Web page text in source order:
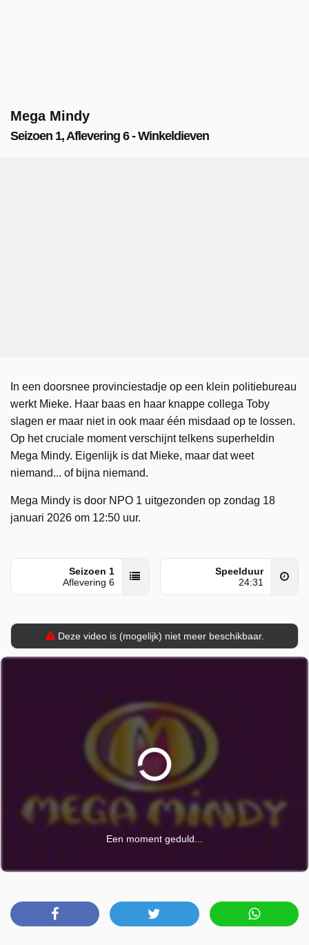
Mega Mindy
Seizoen 1, Aflevering 6 - Winkeldieven
In een doorsnee provinciestadje op een klein politiebureau
werkt Mieke. Haar baas en haar knappe collega Toby
slagen er maar niet in ook maar één misdaad op te lossen.
Op het cruciale moment verschijnt telkens superheldin
Mega Mindy. Eigenlijk is dat Mieke, maar dat weet
niemand... of bijna niemand.
Mega Mindy is door NPO 1 uitgezonden op zondag 18
januari 2026 om 12:50 uur.
Seizoen 1
Aflevering 6
Speelduur
24:31
Deze video is (mogelijk) niet meer beschikbaar.
Een moment geduld...